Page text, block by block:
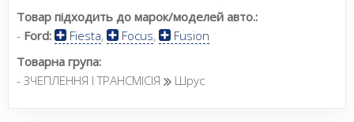
Товар підходить до марок/моделей авто.:
- Ford: Fiesta, Focus,
Fusion
Товарна група:
- ЗЧЕПЛЕННЯ І ТРАНСМІСІЯ
Шрус